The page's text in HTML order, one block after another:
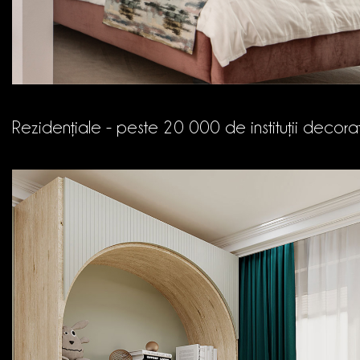
Rezidențiale - peste 20 000 de instituții